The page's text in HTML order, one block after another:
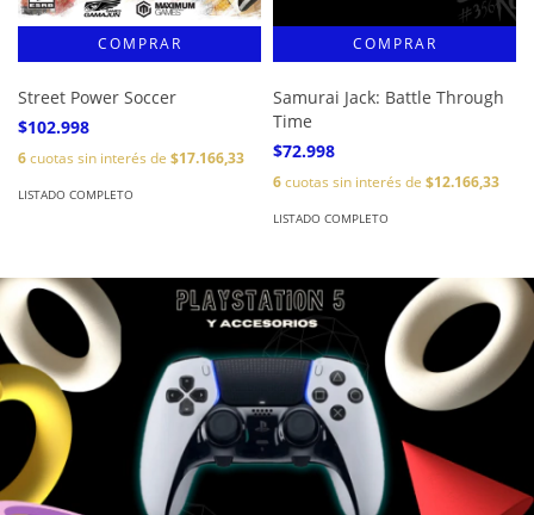
Street Power Soccer
$102.998
6cuotas sin interés de $17.166,33
LISTADO COMPLETO
Samurai Jack: Battle Through
Time
$72.998
6cuotas sin interés de $12.166,33
LISTADO COMPLETO